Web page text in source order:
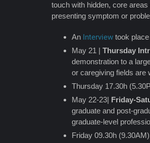
touch with hidden, core
presenting symptom or
An Interview took
May 21 | Thursday
demonstration to a
or caregiving fields are
Thursday 17.30h
May 22-23| Friday-
graduate and post-
graduate-level
Friday 09.30h